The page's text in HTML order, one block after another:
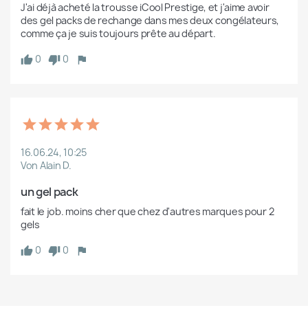
J'ai déjà acheté la trousse iCool Prestige, et j'aime avoir
des gel packs de rechange dans mes deux congélateurs,
comme ça je suis toujours prête au départ.
0
0
16.06.24, 10:25
Von Alain D.
un gel pack
fait le job. moins cher que chez d'autres marques pour 2
gels
0
0